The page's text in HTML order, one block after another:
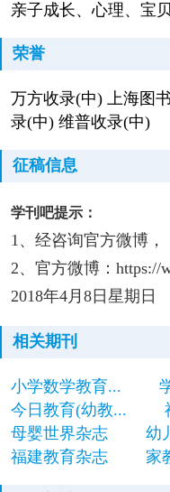
亲子成长、心理、宝
荣誉
万方收录(中) 上海图
录(中) 维普收录(中)
征稿信息
学刊吧提示：
1、经咨询官方微博，
2、官方微博：https://
2018年4月8日星期日
相关期刊
小学数学教育...
今日教育(幼教...
母婴世界杂志
幼
福建教育杂志
家